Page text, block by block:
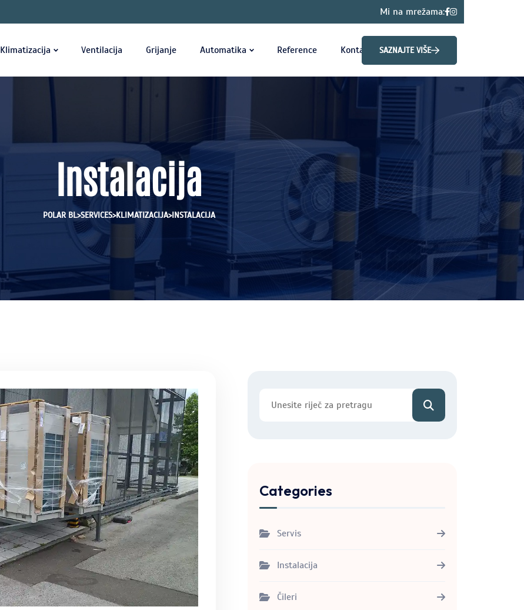
Mi na mrežama:
Klimatizacija Ventilacija Grijanje Automatika Reference Kontakt SAZNAJTE VIŠE
Instalacija
POLAR BL>SERVICES>KLIMATIZACIJA>INSTALACIJA
Categories
Servis
Instalacija
Čileri